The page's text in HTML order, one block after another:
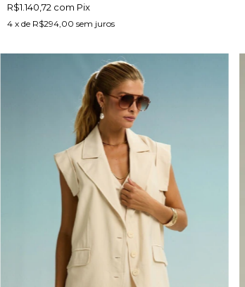
R$1.140,72 com Pix
4 x de R$294,00 sem juros